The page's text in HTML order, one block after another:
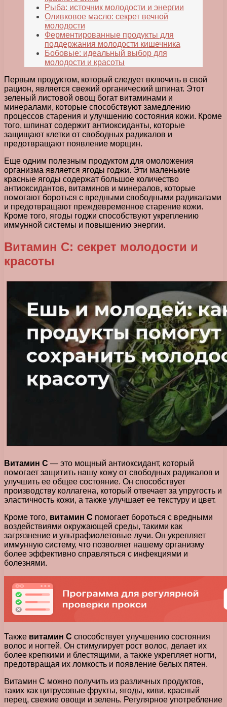
Рыба: источник молодости и энергии
Оливковое масло: секрет вечной
молодости
Ферментированные продукты для
поддержания молодости кишечника
Бобовые: идеальный выбор для
молодости и красоты
Первым продуктом, который следует включить в свой
рацион, является свежий органический шпинат. Этот
зеленый листовой овощ богат витаминами и
минералами, которые способствуют замедлению
процессов старения и улучшению состояния кожи. Кроме
того, шпинат содержит антиоксиданты, которые
защищают клетки от свободных радикалов и
предотвращают появление морщин.
Еще одним полезным продуктом для омоложения
организма является ягоды годжи. Эти маленькие
красные ягоды содержат большое количество
антиоксидантов, витаминов и минералов, которые
помогают бороться с вредными свободными радикалами
и предотвращают преждевременное старение кожи.
Кроме того, ягоды годжи способствуют укреплению
иммунной системы и повышению энергии.
Витамин С: секрет молодости и
красоты
Витамин С — это мощный антиоксидант, который
помогает защитить нашу кожу от свободных радикалов и
улучшить ее общее состояние. Он способствует
производству коллагена, который отвечает за упругость и
эластичность кожи, а также улучшает ее текстуру и цвет.
Кроме того, витамин С помогает бороться с вредными
воздействиями окружающей среды, такими как
загрязнение и ультрафиолетовые лучи. Он укрепляет
иммунную систему, что позволяет нашему организму
более эффективно справляться с инфекциями и
болезнями.
Также витамин С способствует улучшению состояния
волос и ногтей. Он стимулирует рост волос, делает их
более крепкими и блестящими, а также укрепляет ногти,
предотвращая их ломкость и появление белых пятен.
Витамин С можно получить из различных продуктов,
таких как цитрусовые фрукты, ягоды, киви, красный
перец, свежие овощи и зелень. Регулярное употребление